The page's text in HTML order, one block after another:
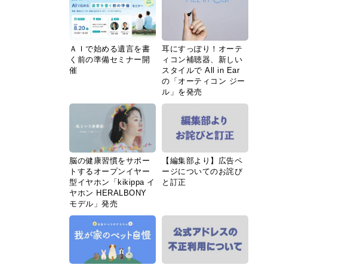
ＡＩで始める遺言を書
く前の準備セミナー開
催
耳にすっぽり！オーテ
ィコン補聴器、新しい
スタイルで All in Ear
の「オーティコン ジー
ル」を発売
脳の健康習慣をサポー
トするオープンイヤー
型イヤホン「kikippa イ
ヤホン HERALBONY
モデル」発売
【編集部より】広告ペ
ージについてのお詫び
と訂正